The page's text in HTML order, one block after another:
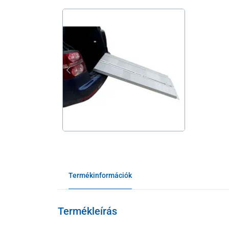
Termékinformációk
Termékleírás